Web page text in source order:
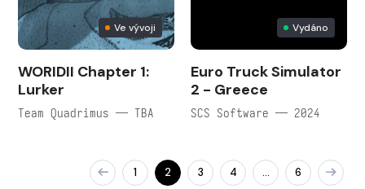
Ve vývoji
WORIDII Chapter 1:
Lurker
Team Quadrimus — TBA
Vydáno
Euro Truck Simulator
2 - Greece
SCS Software — 2024
1 2 3 4 … 6